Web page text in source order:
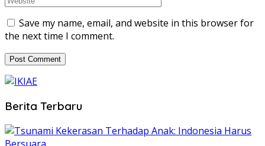
Save my name, email, and website in this browser for
the next time I comment.
Berita Terbaru